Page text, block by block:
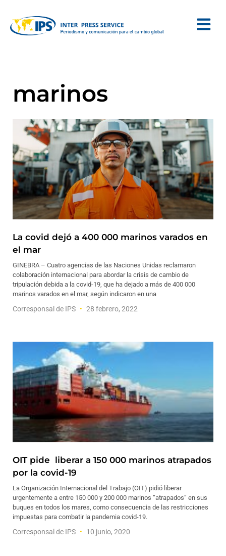
marinos
La covid dejó a 400 000 marinos varados en
el mar
GINEBRA – Cuatro agencias de las Naciones Unidas reclamaron
colaboración internacional para abordar la crisis de cambio de
tripulación debida a la covid-19, que ha dejado a más de 400 000
marinos varados en el mar, según indicaron en una
Corresponsal de IPS 28 febrero, 2022
OIT pide liberar a 150 000 marinos atrapados
por la covid-19
La Organización Internacional del Trabajo (OIT) pidió liberar
urgentemente a entre 150 000 y 200 000 marinos “atrapados” en sus
buques en todos los mares, como consecuencia de las restricciones
impuestas para combatir la pandemia covid-19.
Corresponsal de IPS 10 junio, 2020